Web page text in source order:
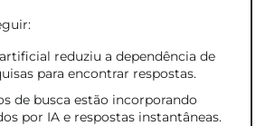
reduziu a dependência de
para encontrar respostas.
de busca estão incorporando
por IA e respostas instantâneas.